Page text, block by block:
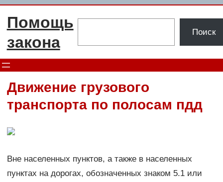
Перейти
Помощь
закона
Поиск
Движение грузового
транспорта по полосам пдд
Вне населенных пунктов, а также в населенных
пунктах на дорогах, обозначенных знаком 5.1 или